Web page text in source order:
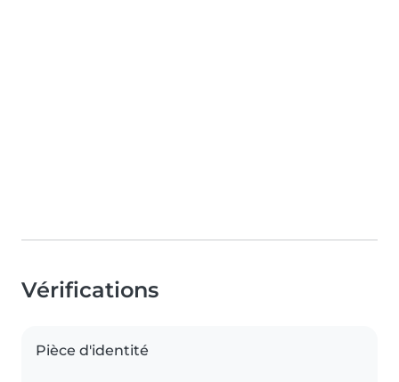
Vérifications
Pièce d'identité